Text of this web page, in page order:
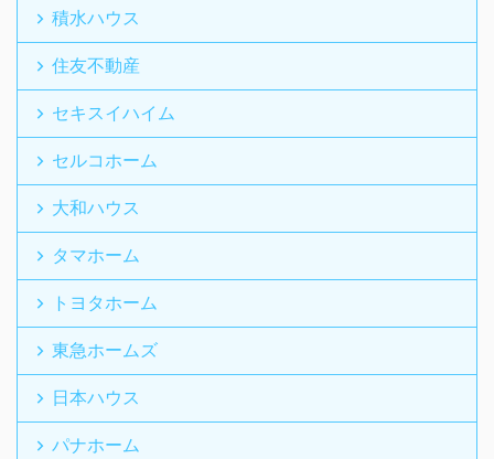
積水ハウス
住友不動産
セキスイハイム
セルコホーム
大和ハウス
タマホーム
トヨタホーム
東急ホームズ
日本ハウス
パナホーム